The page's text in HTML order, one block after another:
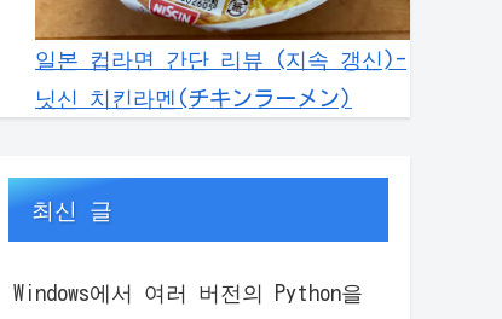
일본 컵라면 간단 리뷰 (지속 갱신)-
닛신 치킨라멘(チキンラーメン)
최신 글
Windows에서 여러 버전의 Python을